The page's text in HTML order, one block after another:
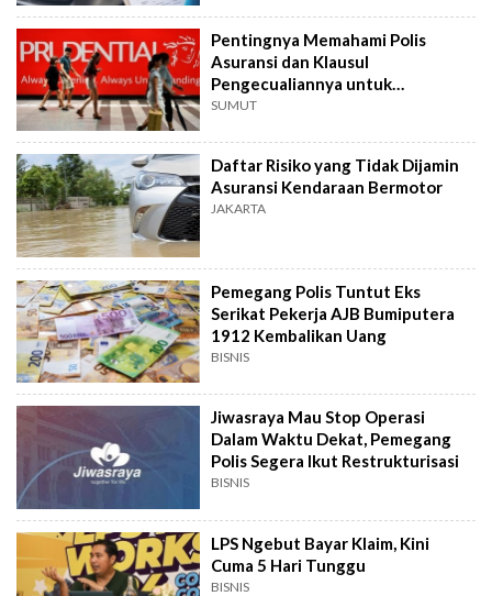
Pentingnya Memahami Polis
Asuransi dan Klausul
Pengecualiannya untuk
Mendapat Perlindungan Optimal
SUMUT
Daftar Risiko yang Tidak Dijamin
Asuransi Kendaraan Bermotor
JAKARTA
Pemegang Polis Tuntut Eks
Serikat Pekerja AJB Bumiputera
1912 Kembalikan Uang
BISNIS
Jiwasraya Mau Stop Operasi
Dalam Waktu Dekat, Pemegang
Polis Segera Ikut Restrukturisasi
BISNIS
LPS Ngebut Bayar Klaim, Kini
Cuma 5 Hari Tunggu
BISNIS